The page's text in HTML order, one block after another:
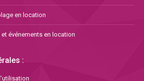
en location
événements en location
: